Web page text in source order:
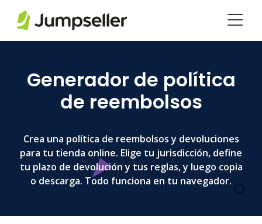
Generador de política
de reembolsos
Crea una política de reembolsos y devoluciones
para tu tienda online. Elige tu jurisdicción, define
tu plazo de devolución y tus reglas, y luego copia
o descarga. Todo funciona en tu navegador.